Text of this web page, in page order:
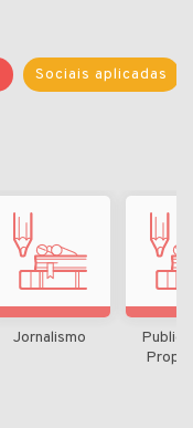
Sociais aplicadas
Jornalismo